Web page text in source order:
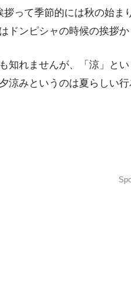
拶って季節的には秋の始ま
ドンピシャの時候の挨拶
知れませんが、「涼」と
涼みというのは夏らしい